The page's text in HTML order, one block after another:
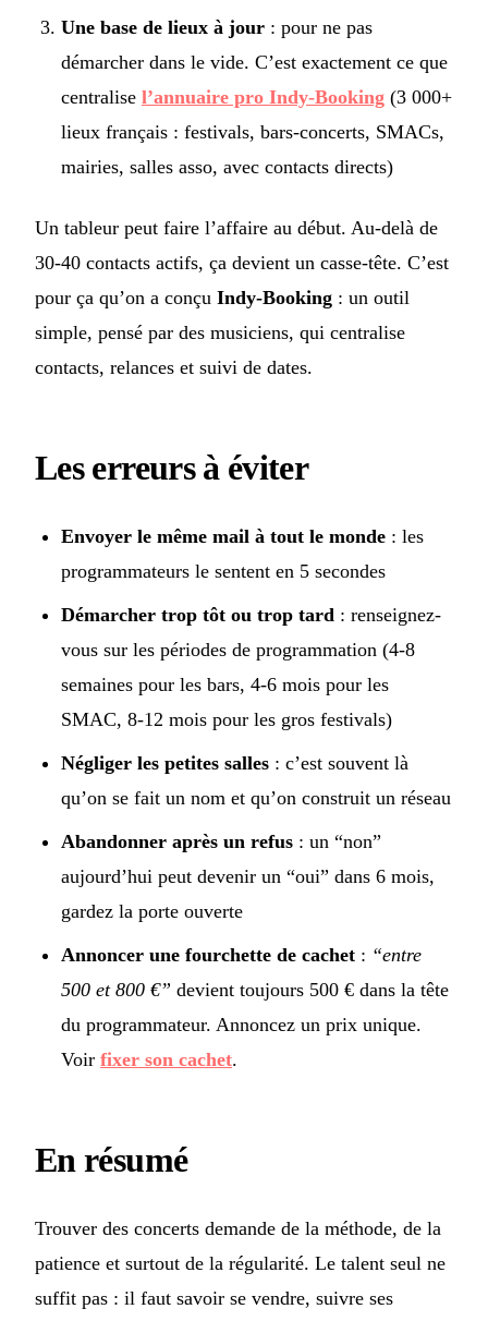
Une base de lieux à jour : pour ne pas
démarcher dans le vide. C’est exactement ce que
centralise l’annuaire pro Indy-Booking (3 000+
lieux français : festivals, bars-concerts, SMACs,
mairies, salles asso, avec contacts directs)
Un tableur peut faire l’affaire au début. Au-delà de
30-40 contacts actifs, ça devient un casse-tête. C’est
pour ça qu’on a conçu Indy-Booking : un outil
simple, pensé par des musiciens, qui centralise
contacts, relances et suivi de dates.
Les erreurs à éviter
Envoyer le même mail à tout le monde : les
programmateurs le sentent en 5 secondes
Démarcher trop tôt ou trop tard : renseignez-
vous sur les périodes de programmation (4-8
semaines pour les bars, 4-6 mois pour les
SMAC, 8-12 mois pour les gros festivals)
Négliger les petites salles : c’est souvent là
qu’on se fait un nom et qu’on construit un réseau
Abandonner après un refus : un “non”
aujourd’hui peut devenir un “oui” dans 6 mois,
gardez la porte ouverte
Annoncer une fourchette de cachet : “entre
500 et 800 €” devient toujours 500 € dans la tête
du programmateur. Annoncez un prix unique.
Voir fixer son cachet.
En résumé
Trouver des concerts demande de la méthode, de la
patience et surtout de la régularité. Le talent seul ne
suffit pas : il faut savoir se vendre, suivre ses